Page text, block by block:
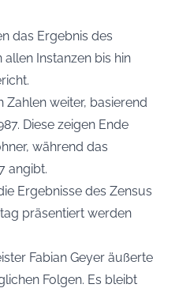
das Ergebnis des
Instanzen bis hin
Zahlen weiter, basierend
Diese zeigen Ende
während das
angibt.
Ergebnisse des Zensus
präsentiert werden
Fabian Geyer äußerte
Folgen. Es bleibt